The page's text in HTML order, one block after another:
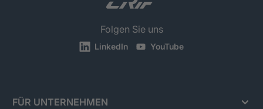
Folgen Sie uns
LinkedIn YouTube
FÜR UNTERNEHMEN